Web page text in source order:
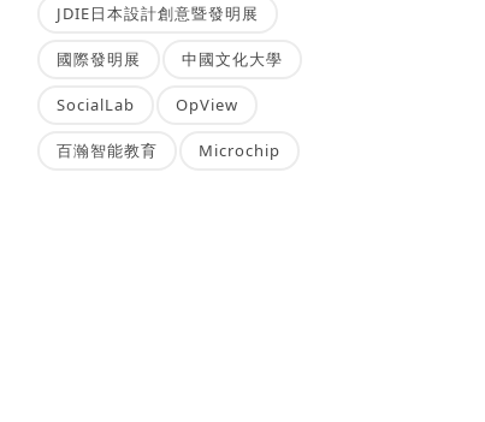
JDIE日本設計創意暨發明展
國際發明展 中國文化大學
SocialLab OpView
百瀚智能教育 Microchip